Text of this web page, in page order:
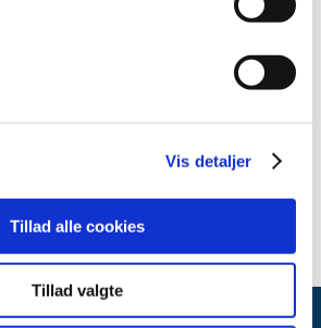
Vis detaljer
Tillad alle cookies
Tillad valgte